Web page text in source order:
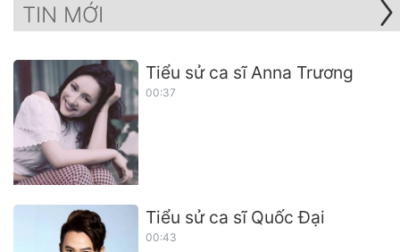
TIN MỚI
Tiểu sử ca sĩ Anna Trương
00:37
Tiểu sử ca sĩ Quốc Đại
00:43